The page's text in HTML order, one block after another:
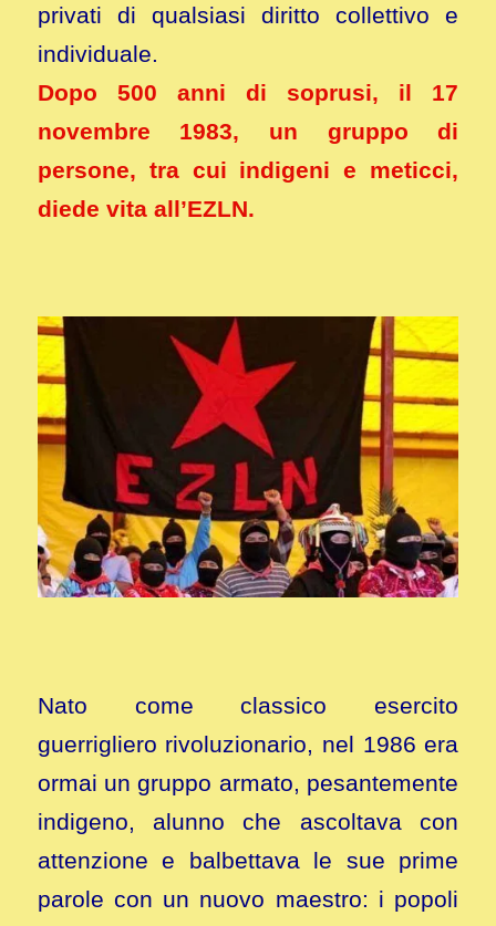
privati di qualsiasi diritto collettivo e
individuale.
Dopo 500 anni di soprusi, il 17
novembre 1983, un gruppo di
persone, tra cui indigeni e meticci,
diede vita all’EZLN.
Nato come classico esercito
guerrigliero rivoluzionario, nel 1986 era
ormai un gruppo armato, pesantemente
indigeno, alunno che ascoltava con
attenzione e balbettava le sue prime
parole con un nuovo maestro: i popoli